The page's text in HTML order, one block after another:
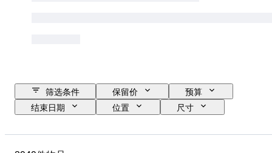
筛选条件 保留价
预算
结束日期
位置
尺寸